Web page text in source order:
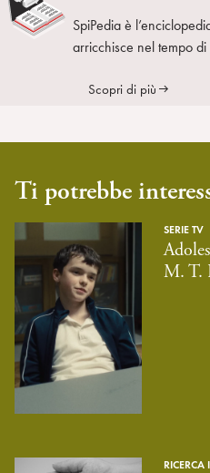
SpiPedia è
arricchisce nel tempo
Scopri di più
Ti potrebbe
SERIE TV
M. T.